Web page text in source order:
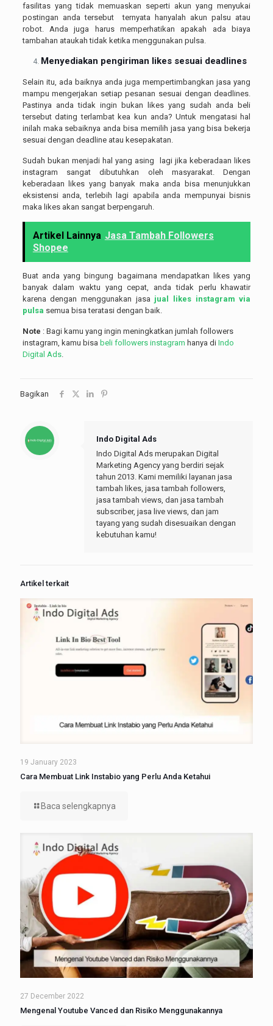
fasilitas yang tidak memuaskan seperti akun yang menyukai
postingan anda tersebut ternyata hanyalah akun palsu atau
robot. Anda juga harus memperhatikan apakah ada biaya
tambahan ataukah tidak ketika menggunakan pulsa.
Menyediakan pengiriman likes sesuai deadlines
Selain itu, ada baiknya anda juga mempertimbangkan jasa yang
mampu mengerjakan setiap pesanan sesuai dengan deadlines.
Pastinya anda tidak ingin bukan likes yang sudah anda beli
tersebut dating terlambat kea kun anda? Untuk mengatasi hal
inilah maka sebaiknya anda bisa memilih jasa yang bisa bekerja
sesuai dengan deadline atau kesepakatan.
Sudah bukan menjadi hal yang asing lagi jika keberadaan likes
instagram sangat dibutuhkan oleh masyarakat. Dengan
keberadaan likes yang banyak maka anda bisa menunjukkan
eksistensi anda, terlebih lagi apabila anda mempunyai bisnis
maka likes akan sangat berpengaruh.
Artikel Lainnya Jasa Tambah Followers
Shopee
Buat anda yang bingung bagaimana mendapatkan likes yang
banyak dalam waktu yang cepat, anda tidak perlu khawatir
karena dengan menggunakan jasa jual
likes instagram via
pulsa semua bisa teratasi dengan baik.
Note : Bagi kamu yang ingin meningkatkan jumlah followers
instagram, kamu bisa beli followers instagram hanya di Indo
Digital Ads.
Bagikan
Indo Digital Ads
Indo Digital Ads merupakan Digital
Marketing Agency yang berdiri sejak
tahun 2013. Kami memiliki layanan jasa
tambah likes, jasa tambah followers,
jasa tambah views, dan jasa tambah
subscriber, jasa live views, dan jam
tayang yang sudah disesuaikan dengan
kebutuhan kamu!
Artikel terkait
19 January 2023
Cara Membuat Link Instabio yang Perlu Anda Ketahui
Baca selengkapnya
27 December 2022
Mengenal Youtube Vanced dan Risiko Menggunakannya